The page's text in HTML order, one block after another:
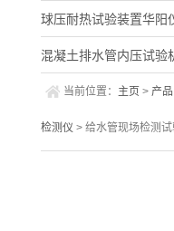
球压耐热试验装置华阳
混凝土排水管内压试验
当前位置： 主页 > 产
检测仪 > 给水管现场检测试